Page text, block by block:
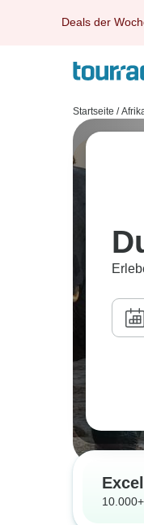
Deals der
Startseite /